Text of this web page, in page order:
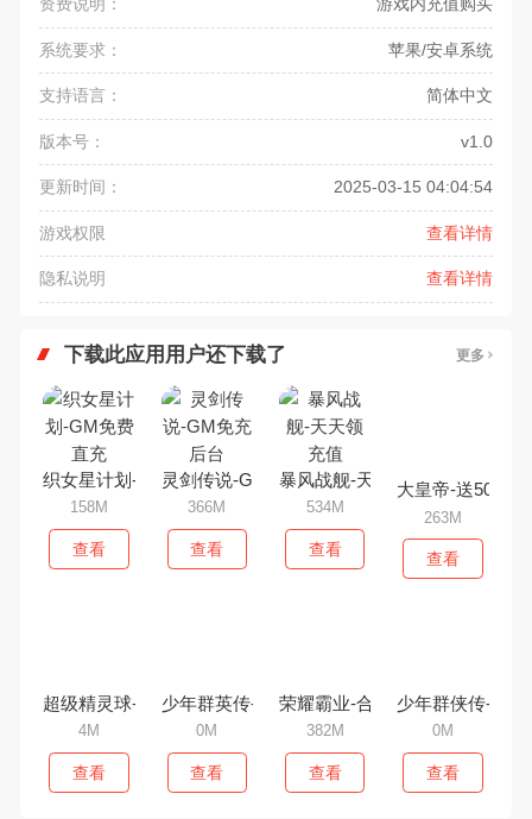
资费说明： 游戏内充值购买
系统要求： 苹果/安卓系统
支持语言： 简体中文
版本号： v1.0
更新时间： 2025-03-15 04:04:54
游戏权限 查看详情
隐私说明 查看详情
下载此应用用户还下载了 更多
织女星计划-GM免费直充
158M
查看
灵剑传说-GM免充后台
366M
查看
暴风战舰-天天领充值
534M
查看
大皇帝-送50万
263M
查看
超级精灵球-无限送真充
4M
查看
少年群英传-送红将五千充
0M
查看
荣耀霸业-合击吃鸡版
382M
查看
少年群侠传-满V
0M
查看